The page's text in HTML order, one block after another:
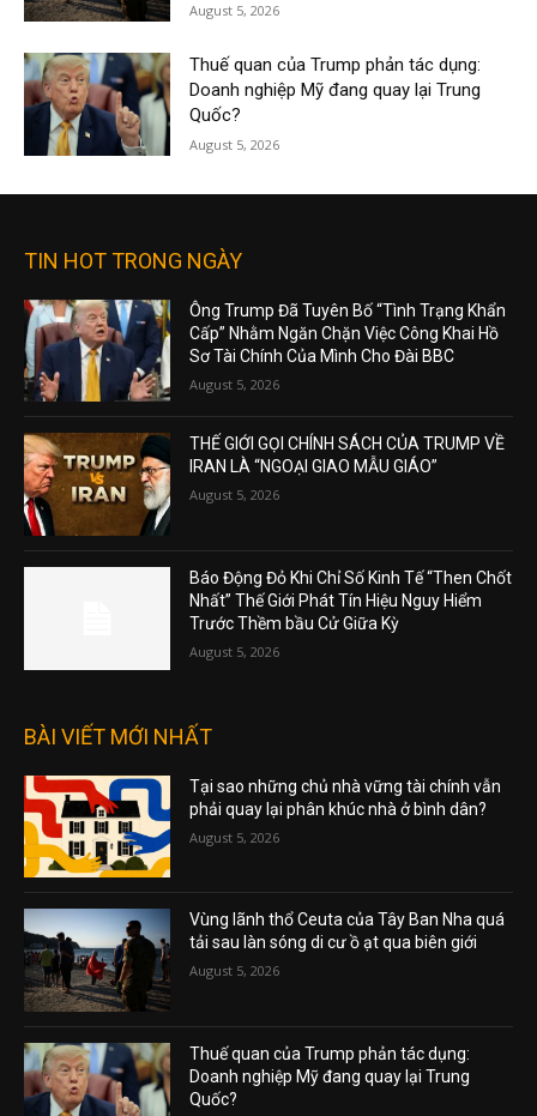
August 5, 2026
Thuế quan của Trump phản tác dụng:
Doanh nghiệp Mỹ đang quay lại Trung
Quốc?
August 5, 2026
TIN HOT TRONG NGÀY
Ông Trump Đã Tuyên Bố “Tình Trạng Khẩn
Cấp” Nhằm Ngăn Chặn Việc Công Khai Hồ
Sơ Tài Chính Của Mình Cho Đài BBC
August 5, 2026
THẾ GIỚI GỌI CHÍNH SÁCH CỦA TRUMP VỀ
IRAN LÀ “NGOẠI GIAO MẪU GIÁO”
August 5, 2026
Báo Động Đỏ Khi Chỉ Số Kinh Tế “Then Chốt
Nhất” Thế Giới Phát Tín Hiệu Nguy Hiểm
Trước Thềm bầu Cử Giữa Kỳ
August 5, 2026
BÀI VIẾT MỚI NHẤT
Tại sao những chủ nhà vững tài chính vẫn
phải quay lại phân khúc nhà ở bình dân?
August 5, 2026
Vùng lãnh thổ Ceuta của Tây Ban Nha quá
tải sau làn sóng di cư ồ ạt qua biên giới
August 5, 2026
Thuế quan của Trump phản tác dụng:
Doanh nghiệp Mỹ đang quay lại Trung
Quốc?